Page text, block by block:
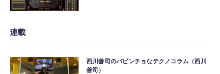
連載
西川善司のバビンチョなテクノコラム（西川
善司）